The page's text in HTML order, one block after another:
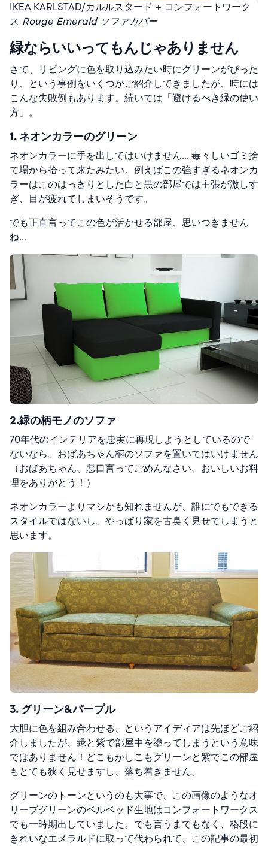
IKEA KARLSTAD/カルルスタード + コンフォートワーク
ス Rouge Emerald ソファカバー
緑ならいいってもんじゃありません
さて、リビングに色を取り込みたい時にグリーンがぴった
り、という事例をいくつかご紹介してきましたが、時には
こんな失敗例もあります。続いては「避けるべき緑の使い
方」。
1. ネオンカラーのグリーン
ネオンカラーに手を出してはいけません… 毒々しいゴミ捨
て場から拾って来たみたい。例えばこの強すぎるネオンカ
ラーはこのはっきりとした白と黒の部屋では主張が激しす
ぎ、目が疲れてしまいそうです。
でも正直言ってこの色が活かせる部屋、思いつきません
ね…
2.緑の柄モノのソファ
70年代のインテリアを忠実に再現しようとしているので
ないなら、おばあちゃん柄のソファを置いてはいけません
（おばあちゃん、悪口言ってごめんなさい、おいしいお料
理をありがとう！）
ネオンカラーよりマシかも知れませんが、誰にでもできる
スタイルではないし、やっぱり家を古臭く見せてしまうと
思います。
3. グリーン&パープル
大胆に色を組み合わせる、というアイディアは先ほどご紹
介しましたが、緑と紫で部屋中を塗ってしまうという意味
ではありません！どこもかしこもグリーンと紫でこの部屋
もとても狭く見せますし、落ち着きません。
グリーンのトーンというのも大事で、この画像のようなオ
リーブグリーンのベルベッド生地はコンフォートワークス
でも一時期出していました。でも言うまでもなく、格段に
きれいなエメラルドに取って代わられて、この記事の最初